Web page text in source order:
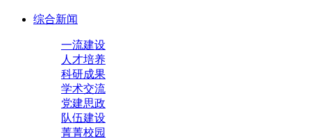
综合新闻
一流建设
人才培养
科研成果
学术交流
党建思政
队伍建设
菁菁校园